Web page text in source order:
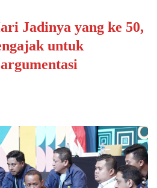
Jadinya yang ke 50,
untuk